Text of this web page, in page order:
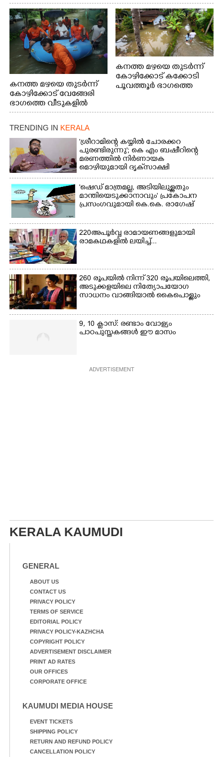
കനത്ത മഴയെ തുടർന്ന്
കോഴിക്കോട് വേങ്ങേരി
ഭാഗത്തെ വീടുകളിൽ
വെള്ളം
കയറിയപ്പോൾ ആളുകളെ
സുരക്ഷിത സ്ഥാനത്തേക്ക്
മാറ്റുന്ന സുരക്ഷാസേനാം
ഗങ്ങൾ
കനത്ത മഴയെ തുടർന്ന്
കോഴിക്കോട് കക്കോടി
പൂവത്തൂർ ഭാഗത്തെ
TRENDING IN KERALA
'ശ്രീറാമിന്റെ കയ്യിൽ ചോരക്കറ
പുരണ്ടിരുന്നു'; കെ എം ബഷീറിന്റെ
മരണത്തിൽ നിർണായക
മൊഴിയുമായി ദൃക്‌സാക്ഷി
'ഷെഡ് മാത്രമല്ല, അടിയിലുള്ളതും
മാന്തിയെടുക്കാനാവും' പ്രകോപന
പ്രസംഗവുമായി കെ.കെ. രാഗേഷ്
220 അപൂർവ്വ രാമായണങ്ങളുമായി
രാമകഥകളിൽ ലയിച്ച്...
260 രൂപയിൽ നിന്ന് 320 രൂപയിലെത്തി,
അടുക്കളയിലെ നിത്യോപയോഗ
സാധനം വാങ്ങിയാൽ കൈപൊള്ളും
9, 10 ക്ലാസ്: രണ്ടാം വോള്യം
പാഠപുസ്തകങ്ങൾ ഈ മാസം
ADVERTISEMENT
KERALA KAUMUDI
GENERAL
ABOUT US
CONTACT US
PRIVACY POLICY
TERMS OF SERVICE
EDITORIAL POLICY
PRIVACY POLICY-KAZHCHA
COPYRIGHT POLICY
ADVERTISEMENT DISCLAIMER
PRINT AD RATES
OUR OFFICES
CORPORATE OFFICE
KAUMUDI MEDIA HOUSE
EVENT TICKETS
SHIPPING POLICY
RETURN AND REFUND POLICY
CANCELLATION POLICY